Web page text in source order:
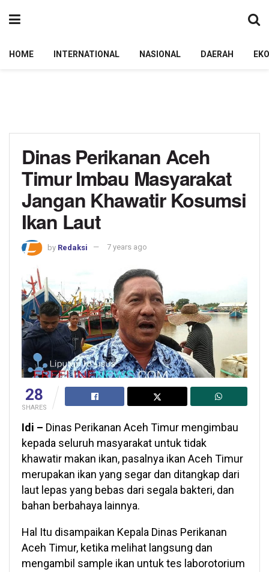
HOME INTERNATIONAL NASIONAL DAERAH
Dinas Perikanan Aceh
Timur Imbau Masyarakat
Jangan Khawatir Kosumsi
Ikan Laut
by Redaksi 7 years ago
28
SHARES
Idi – Dinas Perikanan Aceh Timur mengimbau
kepada seluruh masyarakat untuk tidak
khawatir makan ikan, pasalnya ikan Aceh Timur
merupakan ikan yang segar dan ditangkap dari
laut lepas yang bebas dari segala bakteri, dan
bahan berbahaya lainnya.
Hal Itu disampaikan Kepala Dinas Perikanan
Aceh Timur, ketika melihat langsung dan
mengambil sample ikan untuk tes laborotorium